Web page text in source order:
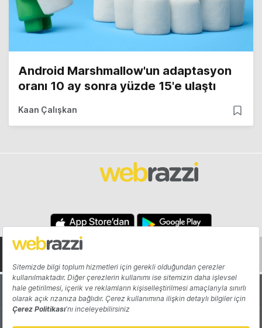
Android Marshmallow'un adaptasyon
oranı 10 ay sonra yüzde 15'e ulaştı
Kaan Çalışkan
Hakkında Yazarlar
Katkıda Bulun Reklam